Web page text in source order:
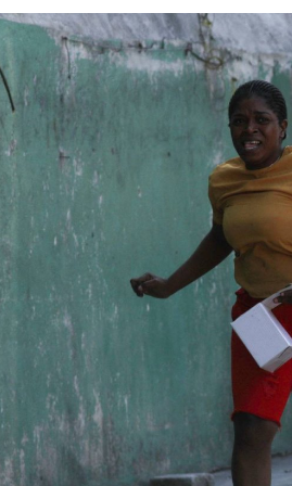
الروسية، لافتاً إلى أنّ مناورة
وطائرات «سو 25».
فيكتور غوليفيتش إلى أنّه «في
في مطار احتياطي»، لافتاً إلى أنّه
لاستخدام الأسلحة النووية
الأمن الفدرالي الروسي «كانوا
كبار آخرين، مثل رئيس جهاز
وأوقفت الأجهزة الأوكرانية
كولونيل» من جهاز الدولة
الفدرالي الروسي ويُشتبه في أن
يُريدان تجنيد عسكريين «مقرّبين من
الأمن الأوكرانية أن أحد أعضاء